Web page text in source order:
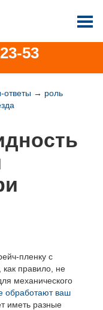
53
ответы → роль
пленку с
правило, не
механического
обработают ваш
иметь разные